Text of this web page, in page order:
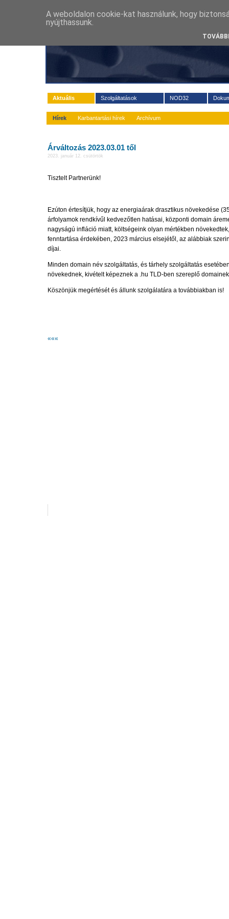
Aktuális Szolgáltatások NOD32
Hírek Karbantartási hírek Archívum
Árváltozás 2023.03.01 től
2023. január 12. csütörtök
Tisztelt Partnerünk!
Ezúton értesítjük, hogy az energiaárak drasztikus növekedése
árfolyamok rendkívűl kedvezőtlen hatásai, központi domain
nagyságú infláció miatt, költségeink olyan mértékben
fenntartása érdekében, 2023 március elsejétől, az alábbiak
díjai.
Minden domain név szolgáltatás, és tárhely szolgáltatás
növekednek, kivételt képeznek a .hu TLD-ben szereplő
Köszönjük megértését és állunk szolgálatára a továbbiakban is!
«««
A weboldalon cookie-kat használunk, hogy
nyújthassunk.